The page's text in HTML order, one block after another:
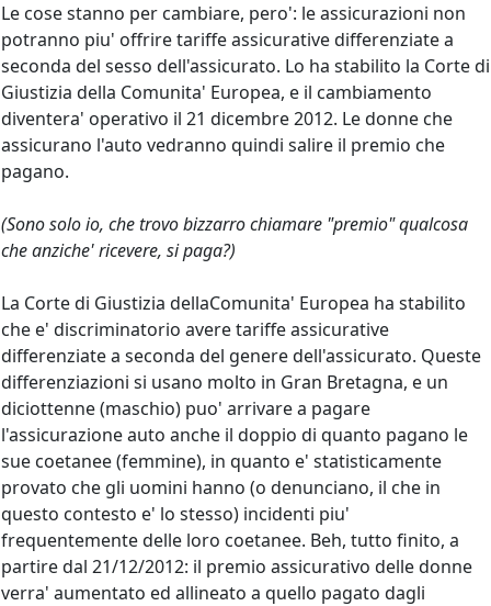
Le cose stanno per cambiare, pero': le assicurazioni non
potranno piu' offrire tariffe assicurative differenziate a
seconda del sesso dell'assicurato. Lo ha stabilito la Corte di
Giustizia della Comunita' Europea, e il cambiamento
diventera' operativo il 21 dicembre 2012. Le donne che
assicurano l'auto vedranno quindi salire il premio che
pagano.
(Sono solo io, che trovo bizzarro chiamare "premio" qualcosa
che anziche' ricevere, si paga?)
La Corte di Giustizia dellaComunita' Europea ha stabilito
che e' discriminatorio avere tariffe assicurative
differenziate a seconda del genere dell'assicurato. Queste
differenziazioni si usano molto in Gran Bretagna, e un
diciottenne (maschio) puo' arrivare a pagare
l'assicurazione auto anche il doppio di quanto pagano le
sue coetanee (femmine), in quanto e' statisticamente
provato che gli uomini hanno (o denunciano, il che in
questo contesto e' lo stesso) incidenti piu'
frequentemente delle loro coetanee. Beh, tutto finito, a
partire dal 21/12/2012: il premio assicurativo delle donne
verra' aumentato ed allineato a quello pagato dagli